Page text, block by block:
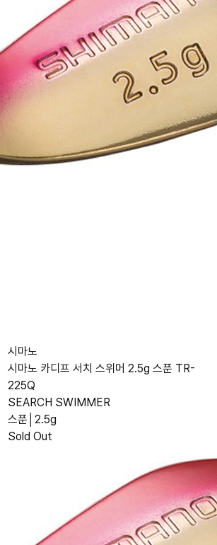
시마노
시마노 카디프 서치 스위머 2.5g 스푼 TR-
225Q
SEARCH SWIMMER
스푼│2.5g
Sold Out